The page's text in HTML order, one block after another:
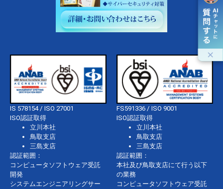
IS 578154 / ISO 27001
ISO認証取得
立川本社
鳥取支店
三島支店
認証範囲：
コンピュータソフトウェア受託
開発
システムエンジニアリングサー
FS591336 / ISO 9001
ISO認証取得
立川本社
鳥取支店
三島支店
認証範囲：
本社及び鳥取支店にて行う以下
の業務
コンピュータソフトウェア受託